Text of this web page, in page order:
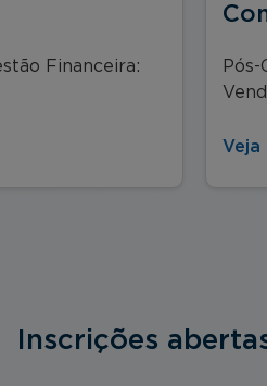
Financeira:
Veja
Inscrições